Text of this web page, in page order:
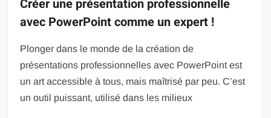
Créer une présentation professionnelle
avec PowerPoint comme un expert !
Plonger dans le monde de la création de
présentations professionnelles avec PowerPoint est
un art accessible à tous, mais maîtrisé par peu. C’est
un outil puissant, utilisé dans les milieux